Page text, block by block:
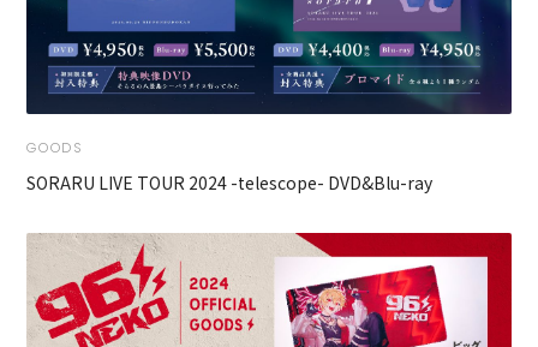
GOODS
SORARU LIVE TOUR 2024 -telescope- DVD&Blu-ray